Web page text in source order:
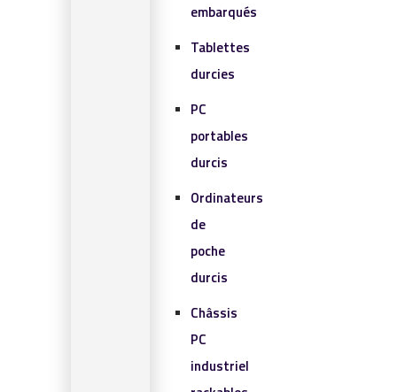
embarqués
Tablettes
durcies
PC
portables
durcis
Ordinateurs
de
poche
durcis
Châssis
PC
industriel